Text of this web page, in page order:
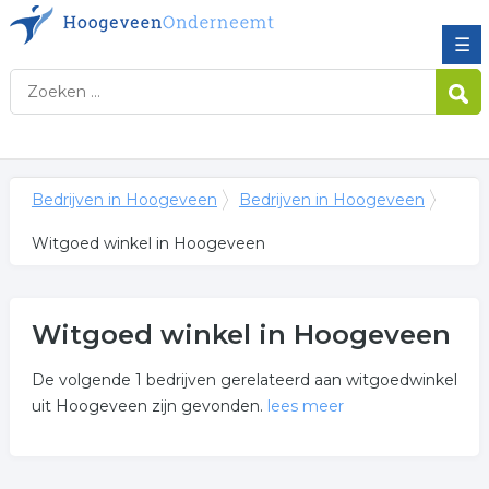
☰
Bedrijven in Hoogeveen Bedrijven in Hoogeveen
Witgoed winkel in Hoogeveen
Witgoed winkel in Hoogeveen
De volgende 1 bedrijven gerelateerd aan witgoedwinkel
uit Hoogeveen zijn gevonden. lees meer